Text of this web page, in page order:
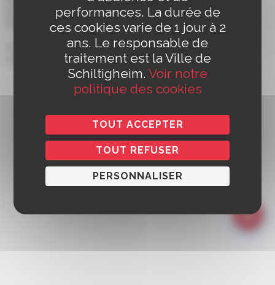
Le Vendredi de 8h30 à 14h
Le Samedi de 9h à 12h (pour les rendez-vous des papiers d'identité et pour les
Mentions légales Politique de confidentialité
Accessibilité
Politique de cookies
Gestion des cookies Réalisation : Yoozly
performances. La durée de
ces cookies varie de 1 jour à 2
ans. Le responsable de
traitement est la Ville de
Schiltigheim. Voir notre
politique des cookies
TOUT ACCEPTER
TOUT REFUSER
PERSONNALISER